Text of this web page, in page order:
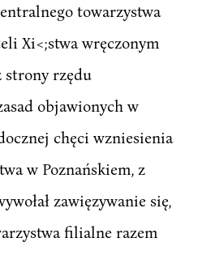
towarzystwa
Xi<;stwa wręczonym
strony rzędu
objawionych w
chęci wzniesienia
w Poznańskiem, z
zawięzywanie się,
filialne razem